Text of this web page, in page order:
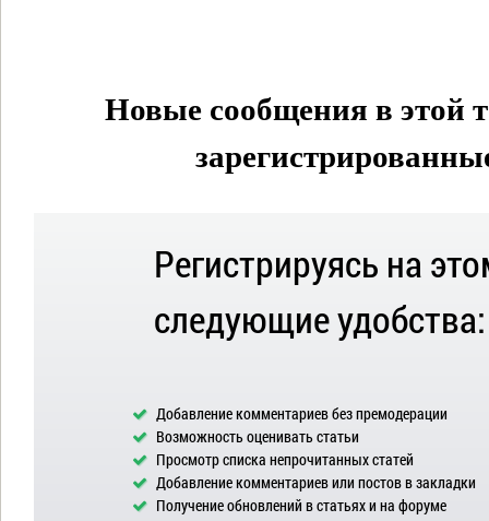
Новые сообщения в этой
Регистрируясь на
следующие удобства:
Добавление комментариев без премодерации
Возможность оценивать статьи
Просмотр списка непрочитанных статей
Добавление комментариев или постов в закладки
Получение обновлений в статьях и на форуме